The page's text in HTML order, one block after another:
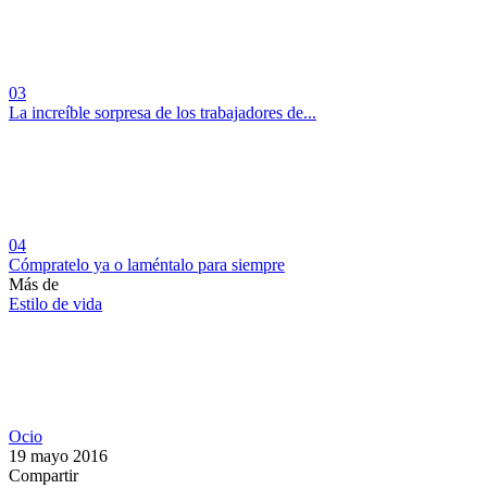
03
La increíble sorpresa de los trabajadores de...
04
Cómpratelo ya o laméntalo para siempre
Más de
Estilo de vida
Ocio
19 mayo 2016
Compartir